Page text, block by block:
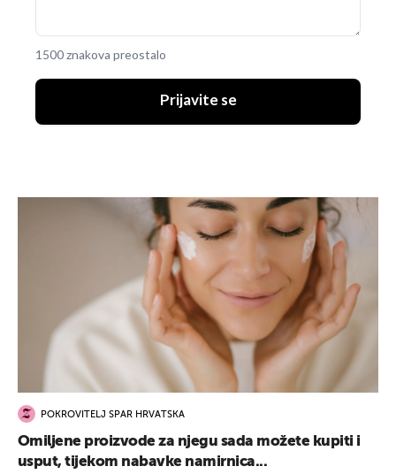
1500 znakova preostalo
Prijavite se
POKROVITELJ SPAR HRVATSKA
Omiljene proizvode za njegu sada možete kupiti i
usput, tijekom nabavke namirnica...